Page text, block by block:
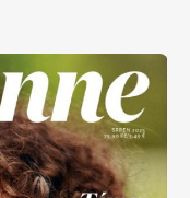
Decoration
Merch